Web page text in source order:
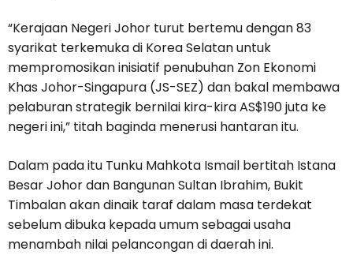
“Kerajaan Negeri Johor turut bertemu dengan 83
syarikat terkemuka di Korea Selatan untuk
mempromosikan inisiatif penubuhan Zon Ekonomi
Khas Johor-Singapura (JS-SEZ) dan bakal membawa
pelaburan strategik bernilai kira-kira AS$190 juta ke
negeri ini,” titah baginda menerusi hantaran itu.
Dalam pada itu Tunku Mahkota Ismail bertitah Istana
Besar Johor dan Bangunan Sultan Ibrahim, Bukit
Timbalan akan dinaik taraf dalam masa terdekat
sebelum dibuka kepada umum sebagai usaha
menambah nilai pelancongan di daerah ini.